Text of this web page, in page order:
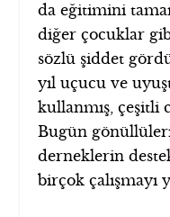
da eğitimini
diğer çocuklar
sözlü şiddet
yıl uçucu ve
kullanmış, çeşitli
Bugün
derneklerin
birçok çalışmayı